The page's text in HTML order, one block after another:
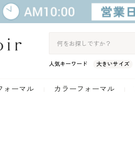
人気キーワード 大きいサイズ
ォーマル カラーフォーマル